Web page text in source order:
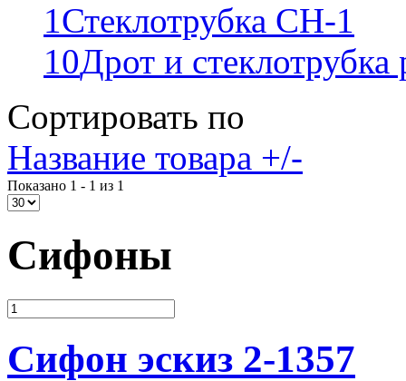
1Стеклотрубка СН-1
10Дрот и
Сортировать по
Название товара +/-
Показано 1 - 1 из 1
Сифоны
Сифон эскиз 2-1357